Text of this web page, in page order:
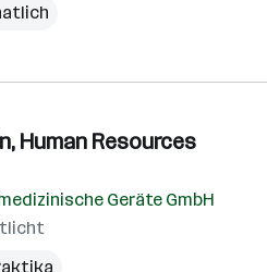
Human Resources
Geräte GmbH